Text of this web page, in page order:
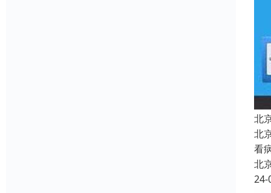
北
北
看
北
24-